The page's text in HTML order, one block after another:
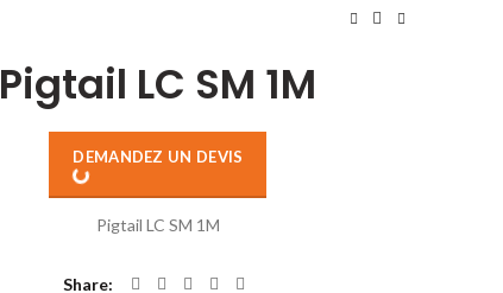
Pigtail LC SM 1M
DEMANDEZ UN DEVIS
Pigtail LC SM 1M
Share